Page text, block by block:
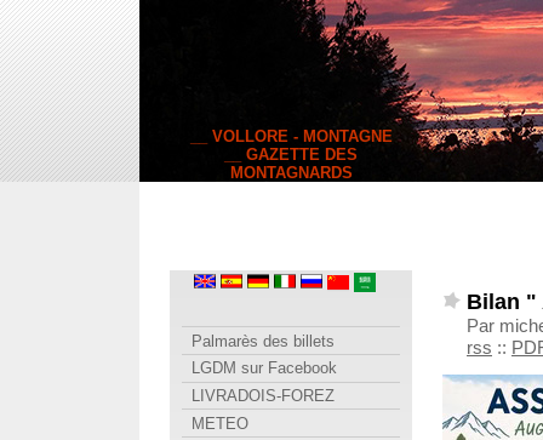
__ VOLLORE - MONTAGNE
__ GAZETTE DES
MONTAGNARDS
Bilan "
Par
rss ::
Palmarès des billets
LGDM sur Facebook
LIVRADOIS-FOREZ
METEO